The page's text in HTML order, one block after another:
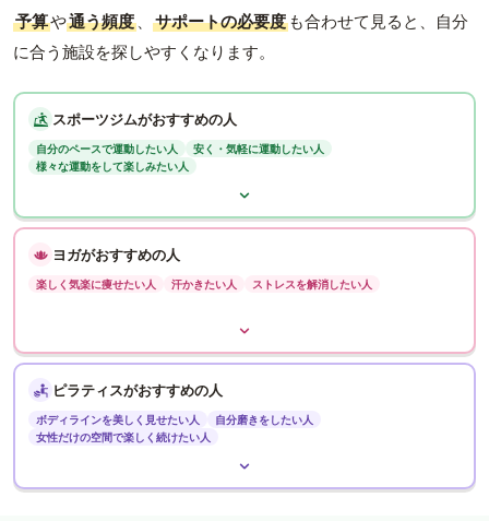
予算や通う頻度 、 サポートの必要度 も合わせて見ると、自分
に合う施設を探しやすくなります。
スポーツジムがおすすめの人
自分のペースで運動したい人
安く・気軽に運動したい人
様々な運動をして楽しみたい人
ヨガがおすすめの人
楽しく気楽に痩せたい人 汗かきたい人 ストレスを解消したい人
ピラティスがおすすめの人
ボディラインを美しく見せたい人
自分磨きをしたい人
女性だけの空間で楽しく続けたい人